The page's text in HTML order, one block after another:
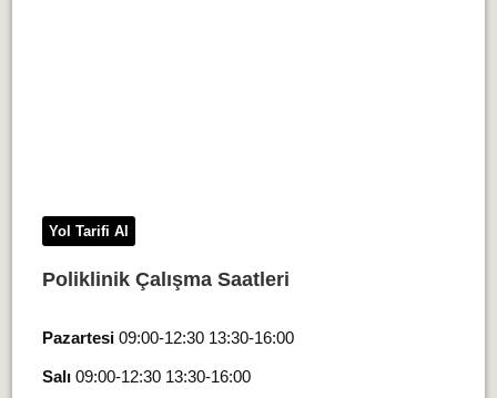
Yol Tarifi Al
Poliklinik Çalışma Saatleri
Pazartesi09:00-12:30 13:30-16:00
Salı09:00-12:30 13:30-16:00